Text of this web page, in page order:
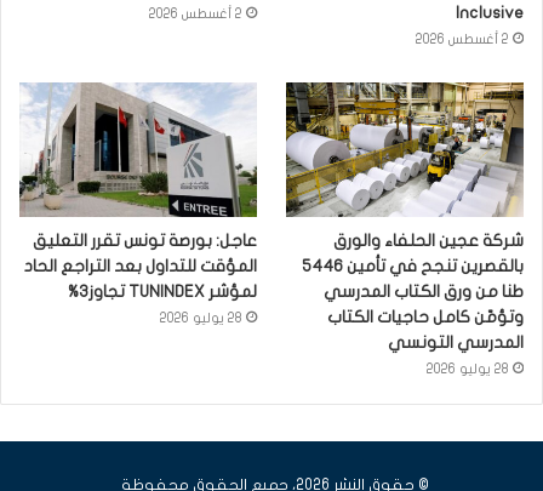
Inclusive
2 أغسطس 2026
2 أغسطس 2026
شركة عجين الحلفاء والورق
بالقصرين تنجح في تأمين 5446
طنا من ورق الكتاب المدرسي
وتؤمّن كامل حاجيات الكتاب
المدرسي التونسي
28 يوليو 2026
عاجل: بورصة تونس تقرر التعليق
المؤقت للتداول بعد التراجع الحاد
لمؤشر TUNINDEX تجاوز3%
28 يوليو 2026
© حقوق النشر 2026، جميع الحقوق محفوظة